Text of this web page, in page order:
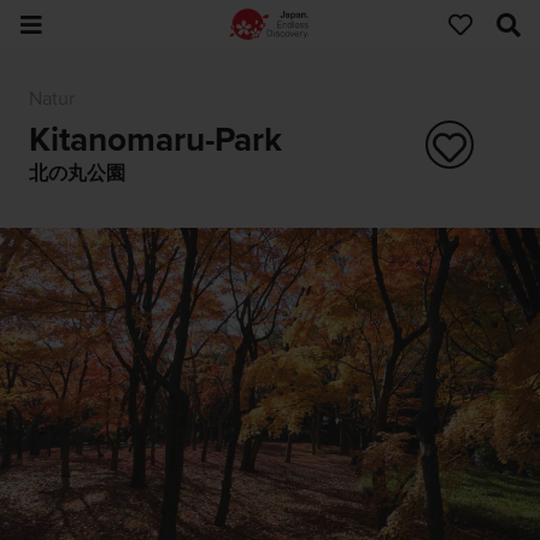
Kitanomaru-Park
北の丸公園